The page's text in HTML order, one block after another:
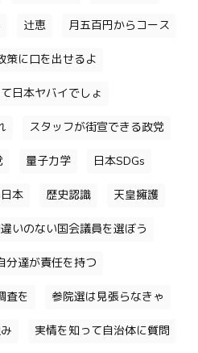
辻恵 月五百円からコース
策に口を出せるよ
日本ヤバイでしょ
スタッフが街宣できる政党
量子力学 日本SDGs
本 歴史認識 天皇擁護
いのない国会議員を選ぼう
分達が責任を持つ
査を 参院選は見張らなきゃ
実情を知って自治体に質問